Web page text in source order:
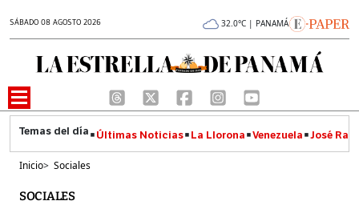
SÁBADO 08 AGOSTO 2026 32.0°C | PANAMÁ
Últimas Noticias La Llorona Venezuela José
Inicio> Sociales
SOCIALES